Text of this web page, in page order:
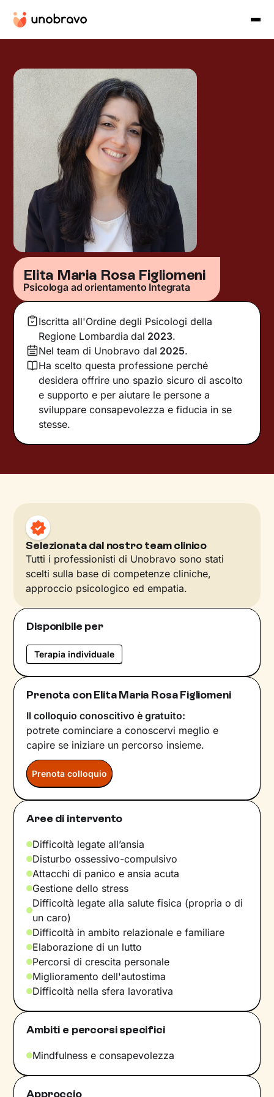
Elita Maria Rosa Figliomeni
Psicologa ad orientamento Integrata
Iscritta all'Ordine degli Psicologi della
Regione Lombardia dal 2023.
Nel team di Unobravo dal 2025.
Ha scelto questa professione perché
desidera offrire uno spazio sicuro di ascolto
e supporto e per aiutare le persone a
sviluppare consapevolezza e fiducia in se
stesse.
Selezionata dal nostro team clinico
Tutti i professionisti di Unobravo sono stati
scelti sulla base di competenze cliniche,
approccio psicologico ed empatia.
Disponibile per
Terapia individuale
Prenota con Elita Maria Rosa Figliomeni
Il colloquio conoscitivo è gratuito:
potrete cominciare a conoscervi meglio e
capire se iniziare un percorso insieme.
Prenota colloquio
Aree di intervento
Difficoltà legate all’ansia
Disturbo ossessivo-compulsivo
Attacchi di panico e ansia acuta
Gestione dello stress
Difficoltà legate alla salute fisica (propria o di
un caro)
Difficoltà in ambito relazionale e familiare
Elaborazione di un lutto
Percorsi di crescita personale
Miglioramento dell'autostima
Difficoltà nella sfera lavorativa
Ambiti e percorsi specifici
Mindfulness e consapevolezza
Approccio